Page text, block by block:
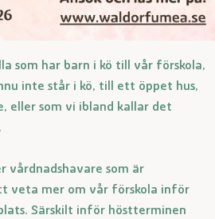
som har barn i kö till vår förskola,
inte står i kö, till ett öppet hus,
eller som vi ibland kallar det
vårdnadshavare som är
veta mer om vår förskola inför
Särskilt inför höstterminen